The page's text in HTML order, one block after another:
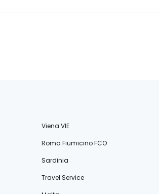
Viena VIE
Roma Fiumicino FCO
Sardinia
Travel Service